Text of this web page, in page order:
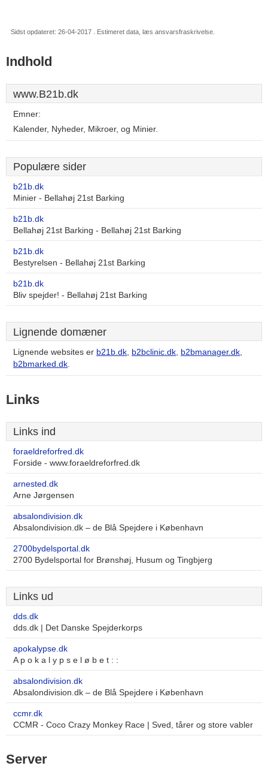
Sidst opdateret: 26-04-2017 . Estimeret data, læs ansvarsfraskrivelse.
Indhold
www.B21b.dk
Emner:
Kalender, Nyheder, Mikroer, og Minier.
Populære sider
b21b.dk
Minier - Bellahøj 21st Barking
b21b.dk
Bellahøj 21st Barking - Bellahøj 21st Barking
b21b.dk
Bestyrelsen - Bellahøj 21st Barking
b21b.dk
Bliv spejder! - Bellahøj 21st Barking
Lignende domæner
Lignende websites er b21b.dk, b2bclinic.dk, b2bmanager.dk,
b2bmarked.dk.
Links
Links ind
foraeldreforfred.dk
Forside - www.foraeldreforfred.dk
arnested.dk
Arne Jørgensen
absalondivision.dk
Absalondivision.dk – de Blå Spejdere i København
2700bydelsportal.dk
2700 Bydelsportal for Brønshøj, Husum og Tingbjerg
Links ud
dds.dk
dds.dk | Det Danske Spejderkorps
apokalypse.dk
A p o k a l y p s e l ø b e t : :
absalondivision.dk
Absalondivision.dk – de Blå Spejdere i København
ccmr.dk
CCMR - Coco Crazy Monkey Race | Sved, tårer og store vabler
Server